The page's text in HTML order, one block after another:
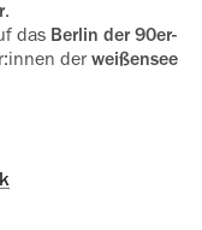
.
das Berlin der 90er-
der weißensee